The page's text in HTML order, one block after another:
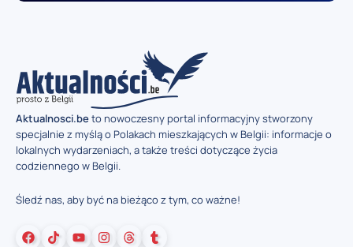
Aktualnosci.beto nowoczesny portal informacyjny stworzony
specjalnie z myślą o Polakach mieszkających w Belgii: informacje o
lokalnych wydarzeniach, a także treści dotyczące życia
codziennego w Belgii.
Śledź nas, aby być na bieżąco z tym, co ważne!